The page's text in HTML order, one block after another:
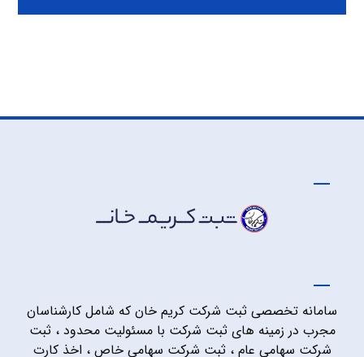
سامانه تخصصی ثبت شرکت کریم خان که شامل کارشناسان
مجرب در زمینه های ثبت شرکت با مسئولیت محدود ، ثبت
شرکت سهامی عام ، ثبت شرکت سهامی خاص ، اخذ کارت